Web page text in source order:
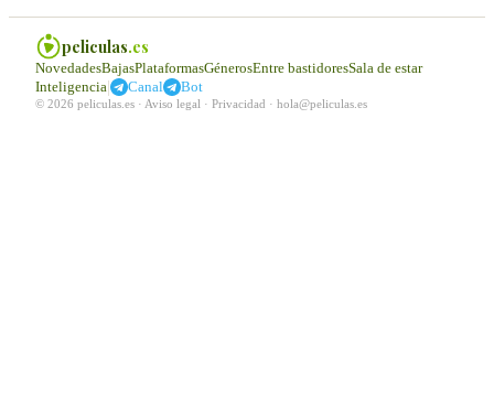
peliculas.es
NovedadesBajasPlataformasGénerosEntre bastidoresSala de estar
Inteligencia| Canal Bot
© 2026 peliculas.es · Aviso legal · Privacidad · hola@peliculas.es